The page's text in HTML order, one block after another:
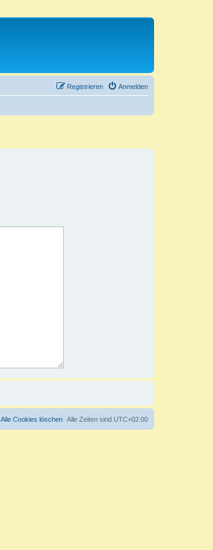
Anmelden
Registrieren
Alle Zeiten sind UTC+02:00
Alle Cookies löschen